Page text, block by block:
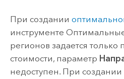
При создании
инструменте
регионов задается только
стоимости, параметр
недоступен. При